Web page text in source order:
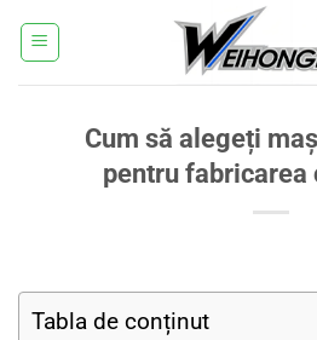
Cum să alegeți
pentru fabricarea
Tabla de conținut